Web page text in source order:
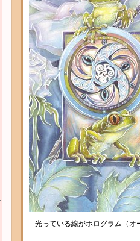
光っている線がホログラム（